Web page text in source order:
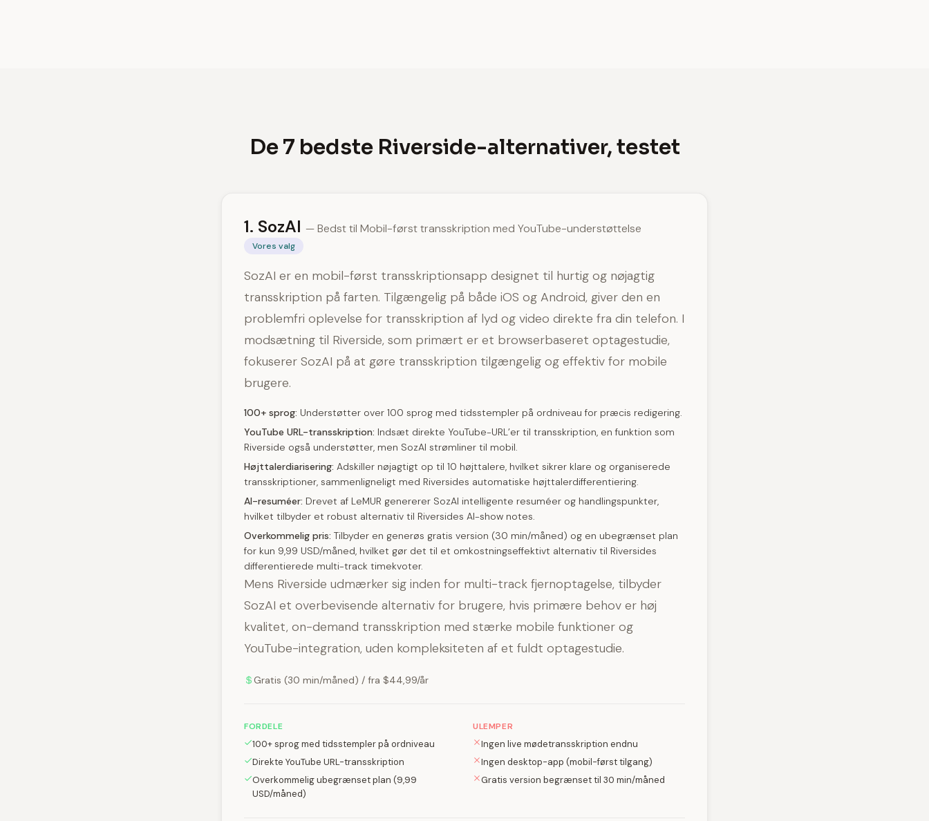
De 7 bedste Riverside-alternativer, testet
1. SozAI — Bedst til Mobil-først transskription med YouTube-understøttelse
Vores valg
SozAI er en mobil-først transskriptionsapp designet til hurtig og nøjagtig
transskription på farten. Tilgængelig på både iOS og Android, giver den en
problemfri oplevelse for transskription af lyd og video direkte fra din telefon. I
modsætning til Riverside, som primært er et browserbaseret optagestudie,
fokuserer SozAI på at gøre transskription tilgængelig og effektiv for mobile
brugere.
100+ sprog: Understøtter over 100 sprog med tidsstempler på ordniveau for præcis redigering.
YouTube URL-transskription: Indsæt direkte YouTube-URL’er til transskription, en funktion som
Riverside også understøtter, men SozAI strømliner til mobil.
Højttalerdiarisering: Adskiller nøjagtigt op til 10 højttalere, hvilket sikrer klare og organiserede
transskriptioner, sammenligneligt med Riversides automatiske højttalerdifferentiering.
AI-resuméer: Drevet af LeMUR genererer SozAI intelligente resuméer og handlingspunkter,
hvilket tilbyder et robust alternativ til Riversides AI-show notes.
Overkommelig pris: Tilbyder en generøs gratis version (30 min/måned) og en ubegrænset plan
for kun 9,99 USD/måned, hvilket gør det til et omkostningseffektivt alternativ til Riversides
differentierede multi-track timekvoter.
Mens Riverside udmærker sig inden for multi-track fjernoptagelse, tilbyder
SozAI et overbevisende alternativ for brugere, hvis primære behov er høj
kvalitet, on-demand transskription med stærke mobile funktioner og
YouTube-integration, uden kompleksiteten af et fuldt optagestudie.
Gratis (30 min/måned) / fra $44,99/år
FORDELE
100+ sprog med tidsstempler på ordniveau
Direkte YouTube URL-transskription
Overkommelig ubegrænset plan (9,99
USD/måned)
ULEMPER
Ingen live mødetransskription endnu
Ingen desktop-app (mobil-først tilgang)
Gratis version begrænset til 30 min/måned